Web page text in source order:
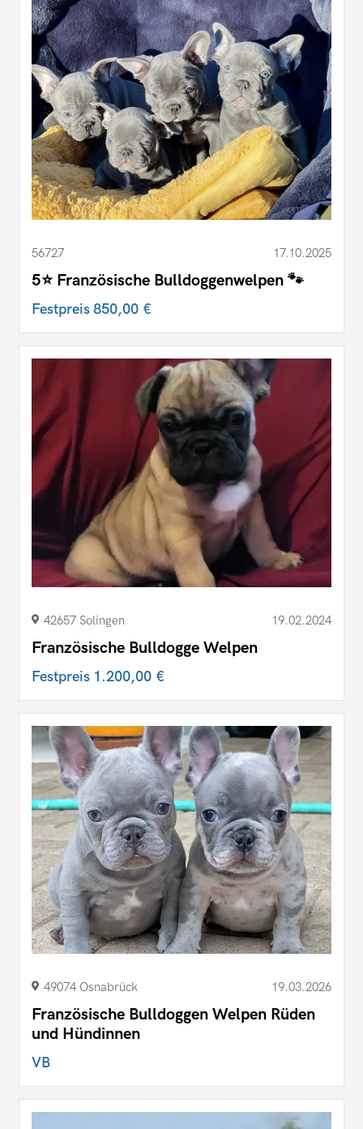
56727 17.10.2025
5⭐️ Französische Bulldoggenwelpen 🐾
Festpreis850,00 €
42657 Solingen 19.02.2024
Französische Bulldogge Welpen
Festpreis 1.200,00 €
49074 Osnabrück 19.03.2026
Französische Bulldoggen Welpen Rüden
und Hündinnen
VB